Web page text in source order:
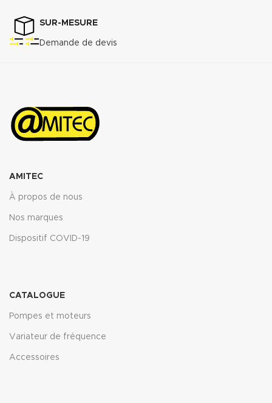
SUR-MESURE
Demande de devis
AMITEC
À propos de nous
Nos marques
Dispositif COVID-19
CATALOGUE
Pompes et moteurs
Variateur de fréquence
Accessoires